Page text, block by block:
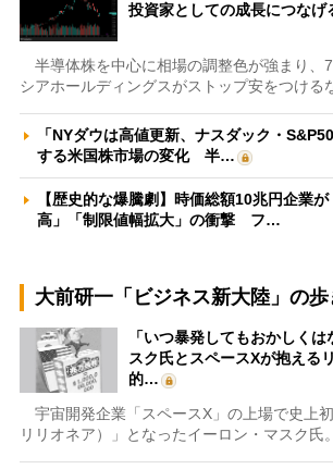
投資家としての成長につな
半導体株を中心に相場の調整色が強まり、
シアホールディングスがストップ安をつける
「NYダウは高値更新、ナスダック・
する米国株市場の変化 半…
【歴史的な爆騰劇】時価総額10兆円企業
高」「制限値幅拡大」の衝撃 フ…
大前研一「ビジネス新大陸」の歩
「いつ暴発してもおかしく
スク氏とスペースXが抱える
的…
宇宙開発企業「スペースX」の上場で史上
リリオネア）」となったイーロン・マスク氏